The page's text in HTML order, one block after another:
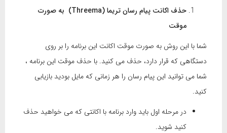
حذف اکانت پیام رسان تریما (Threema) به صورت
موقت
شما با این روش به صورت موقت اکانت این برنامه را بر روی
دستگاهی که قرار دارد، حذف می کنید. با حذف موقت این برنامه ،
شما می توانید این پیام رسان را هر زمانی که مایل بودید بازیابی
کنید.
در مرحله اول باید وارد برنامه با اکانتی که می خواهید حذف
کنید شوید.